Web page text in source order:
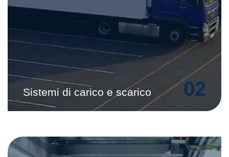
Sistemi di carico e scarico 02